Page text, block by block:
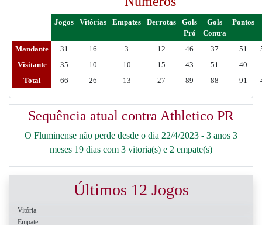
Jogos Vitórias Empates Derrotas
Gols
Pró
Gols
Contra
Pontos
Mandante 31 16 3 12 46 37 51
Visitante
35 10 10 15 43 51
40
Total
66 26 13 27 89 88 91
Sequência atual contra Athletico PR
O Fluminense não perde desde o dia 22/4/2023 - 3 anos 3
meses 19 dias com 3 vitoria(s) e 2 empate(s)
Últimos 12 Jogos
Vitória
Empate